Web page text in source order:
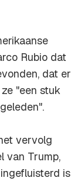
Rubio dat
dat er
"een stuk
vervolg
van Trump,
is